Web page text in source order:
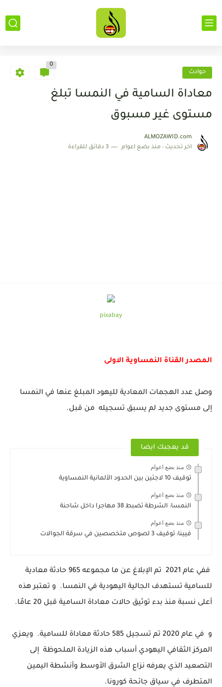
حوادث
0
معاداة السامية في النمسا تبلغ
مستوى غير مسبوق
ALMOZAWID.com
اخر تحديث : منذ بضع اعوام 3 دقائق للقراءة
pixabay
المصدر القناة النمساوية الاولى
وصل عدد الهجمات المعادية لليهود المبلغ عنها في النمسا
إلى مستوى جديد لم يسبق تسجيله من قبل.
قد يعجبك ايضا
منذ بضع اعوام
توقيف 10 لاجئين بين الحدود الألمانية النمساوية
منذ بضع اعوام
النمسا: الشرطة تضبط 38 مهاجرا داخل شاحنة
منذ بضع اعوام
فيينا: ‏توقيف ‏3 ‏لصوص ‏متخصصين ‏في ‏سرقة ‏الجوالات ‏
ففي عام 2021 تم الإبلاغ عن ما مجموعه 965 حادثة معادية
للسامية تستهدف الجالية اليهودية في النمسا. و تعتبر هذه
أعلى نسبة منذ بدء توثيق حالات معاداة السامية قبل 20 عامًا.
و في عام 2020 تم تسجيل 585 حادثة معاداة للسامية. ويعزي
المركز الثقافي اليهودي أسباب هذه الزيادة الملحوظة إلى
التصعيد الذي يعرفه نزاع الشرق الأوسط وأنشطة اليمين
المتطرف في سياق جائحة كورونا.